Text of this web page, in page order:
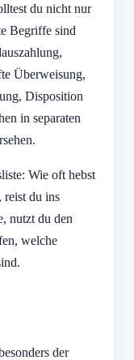
du nicht nur
Begriffe sind
Überweisung,
Disposition
in separaten
Wie oft hebst
reist du ins
nutzt du den
welche
der